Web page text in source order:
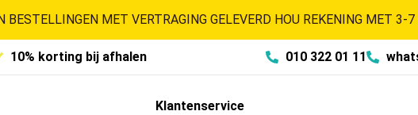
BESTELLINGEN MET VERTRAGING GELEVERD HOU REKENING MET 3-
10% korting bij afhalen 010 322 01 11
Klantenservice